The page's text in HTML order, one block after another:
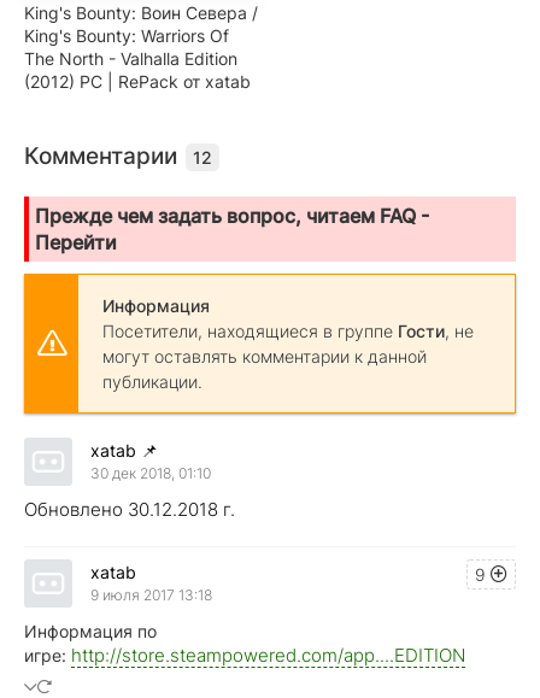
King's Bounty: Воин Севера /
King's Bounty: Warriors Of
The North - Valhalla Edition
(2012) PC | RePack от xatab
Комментарии 12
Прежде чем задать вопрос, читаем FAQ -
Перейти
Информация
Посетители, находящиеся в группе Гости, не
могут оставлять комментарии к данной
публикации.
xatab 📌
30 дек 2018, 01:10
Обновлено 30.12.2018 г.
9
xatab
9 июля 2017 13:18
Информация по
игре: http://store.steampowered.com/app....EDITION